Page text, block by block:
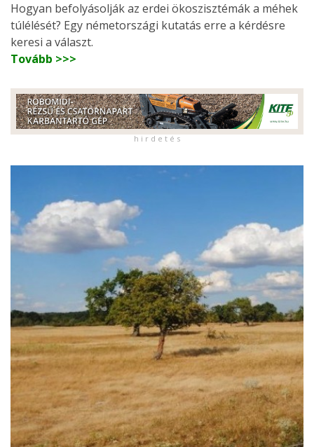
Hogyan befolyásolják az erdei ökoszisztémák a méhek
túlélését? Egy németországi kutatás erre a kérdésre
keresi a választ.
Tovább >>>
h i r d e t é s